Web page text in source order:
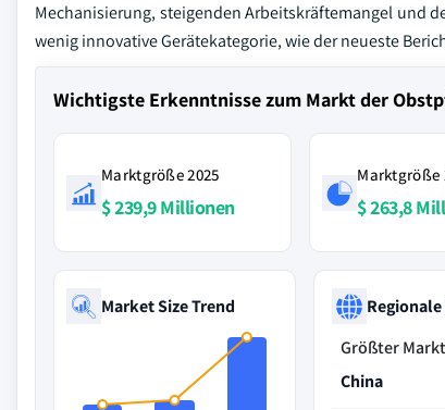
Mechanisierung, steigenden Arbeitskräftemangel und
wenig innovative Gerätekategorie, wie der neueste
Wichtigste Erkenntnisse zum Markt der
Marktgröße 2025
$ 239,9 Millionen
Marktgröße
$ 263,8
Market Size Trend
Größter Markt
China